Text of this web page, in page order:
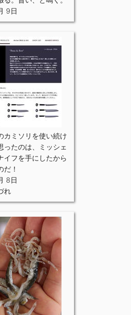
9日
カミソリを使い続け
ったのは、ミッシェ
イフを手にしたから
だ！
8日
れ